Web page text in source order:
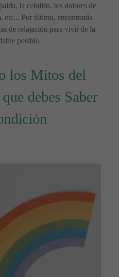
la celulitis, los dolores de
, etc... Por último, encontrarás
de relajación para vivir de la
posible.
los Mitos del
debes Saber